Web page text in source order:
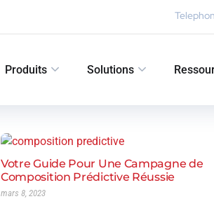
Produits Solutions
Votre Guide Pour Une Campagne de
Composition Prédictive Réussie
mars 8, 2023